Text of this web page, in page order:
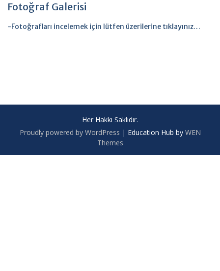
Fotoğraf Galerisi
-Fotoğrafları incelemek için lütfen üzerilerine tıklayınız…
Her Hakkı Saklıdır.
Proudly powered by WordPress | Education Hub by WEN
Themes